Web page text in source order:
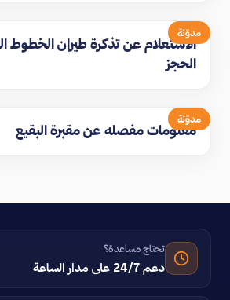
مدوّنة
الاستعلام عن تذكرة طيران الخطوط
الحجز
مدوّنة
معلومات مفصله عن مقبرة البقيع
تحتاج مساعدة؟
دعم 24/7 على مدار الساعة